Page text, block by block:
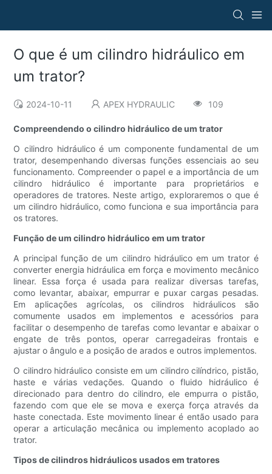
O que é um cilindro hidráulico em
um trator?
2024-10-11 APEX HYDRAULIC 109
Compreendendo o cilindro hidráulico de um trator
O cilindro hidráulico é um componente fundamental de um
trator, desempenhando diversas funções essenciais ao seu
funcionamento. Compreender o papel e a importância de um
cilindro hidráulico é importante para proprietários e
operadores de tratores. Neste artigo, exploraremos o que é
um cilindro hidráulico, como funciona e sua importância para
os tratores.
Função de um cilindro hidráulico em um trator
A principal função de um cilindro hidráulico em um trator é
converter energia hidráulica em força e movimento mecânico
linear. Essa força é usada para realizar diversas tarefas,
como levantar, abaixar, empurrar e puxar cargas pesadas.
Em aplicações agrícolas, os cilindros hidráulicos são
comumente usados ​​em implementos e acessórios para
facilitar o desempenho de tarefas como levantar e abaixar o
engate de três pontos, operar carregadeiras frontais e
ajustar o ângulo e a posição de arados e outros implementos.
O cilindro hidráulico consiste em um cilindro cilíndrico, pistão,
haste e várias vedações. Quando o fluido hidráulico é
direcionado para dentro do cilindro, ele empurra o pistão,
fazendo com que ele se mova e exerça força através da
haste conectada. Este movimento linear é então usado para
operar a articulação mecânica ou implemento acoplado ao
trator.
Tipos de cilindros hidráulicos usados ​​em tratores